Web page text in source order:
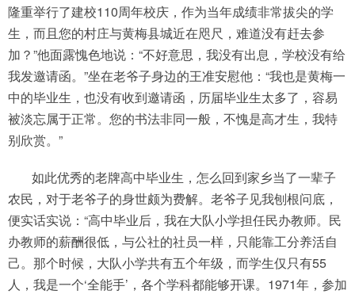
隆重举行了建校110周年校庆，作为当年成绩非常拔尖的学
生，而且您的村庄与黄梅县城近在咫尺，难道没有赶去参
加？”他面露愧色地说：“不好意思，我没有出息，学校没有给
我发邀请函。”坐在老爷子身边的王准安慰他：“我也是黄梅一
中的毕业生，也没有收到邀请函，历届毕业生太多了，容易
被淡忘属于正常。您的书法非同一般，不愧是高才生，我特
别欣赏。”
如此优秀的老牌高中毕业生，怎么回到家乡当了一辈子
农民，对于老爷子的身世颇为费解。老爷子见我刨根问底，
便实话实说：“高中毕业后，我在大队小学担任民办教师。民
办教师的薪酬很低，与公社的社员一样，只能靠工分养活自
己。那个时候，大队小学共有五个年级，而学生仅只有55
人，我是一个‘全能手’，各个学科都能够开课。1971年，参加